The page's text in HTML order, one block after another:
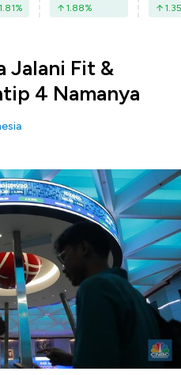
1.81% 1.88% 1.35
Jalani Fit &
4 Namanya